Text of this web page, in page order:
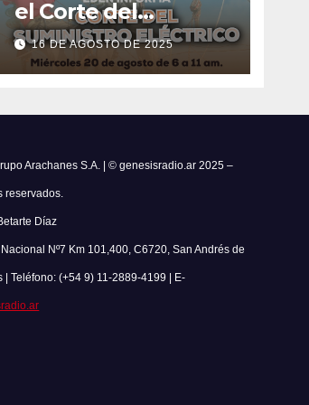
el Corte del
Suministro Eléctrico
el 20 de agosto
16 DE AGOSTO DE 2025
Arachanes S.A. | © genesisradio.ar 2025 –
reservados.
Díaz
Nº7 Km 101,400, C6720, San Andrés de
| Teléfono: (+54 9) 11-2889-4199 | E-